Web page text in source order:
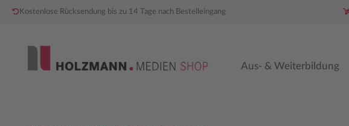
Kostenlose Rücksendung bis zu 14 Tage nach Bestelleingang
Aus- & Weiterbildung